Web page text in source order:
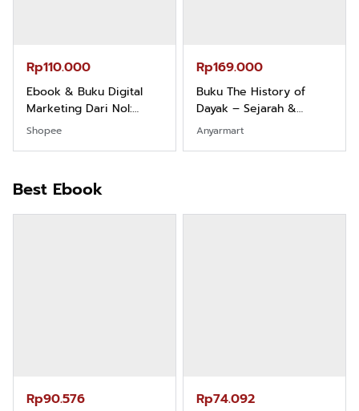
Rp110.000
Ebook & Buku Digital
Marketing Dari Nol:
Fondasi & Mindset untuk
Shopee
Rp169.000
Buku The History of
Dayak – Sejarah &
Identitas Borneo Asli
Anyarmart
Best Ebook
Rp90.576 Rp74.092